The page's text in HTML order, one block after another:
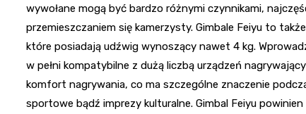
wywołane mogą być bardzo różnymi czynnikami,
przemieszczaniem się kamerzysty. Gimbale Feiyu to
które posiadają udźwig wynoszący nawet 4 kg.
w pełni kompatybilne z dużą liczbą urządzeń
komfort nagrywania, co ma szczególne znaczenie
sportowe bądź imprezy kulturalne. Gimbal Feiyu